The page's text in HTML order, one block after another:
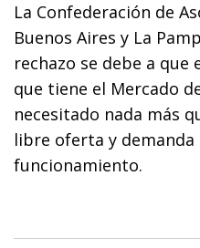
La Confederación de
Buenos Aires y La
rechazo se debe a que
que tiene el Mercado
necesitado nada más
libre oferta y
funcionamiento.